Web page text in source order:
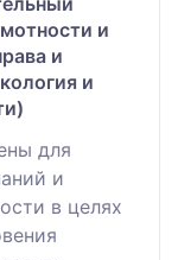
и
и
и
для
и
в целях